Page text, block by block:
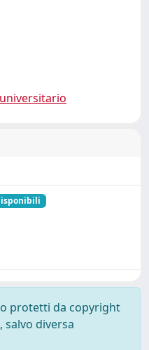
protetti da copyright
diversa